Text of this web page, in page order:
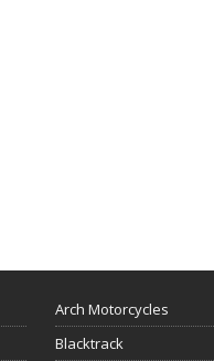
Arch Motorcycles
Blacktrack